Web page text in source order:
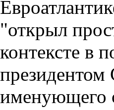
"открыл
контексте в
именующего